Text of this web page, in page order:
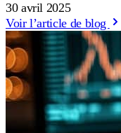
30 avril 2025
Voir l’article de blog